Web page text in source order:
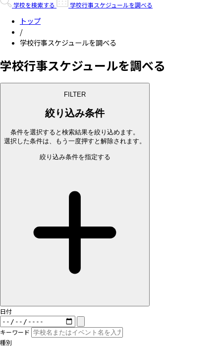
学校を検索する
学校行事スケジュールを調べる
トップ
/
学校行事スケジュールを調べる
学校行事スケジュールを調べる
FILTER
絞り込み条件
条件を選択すると検索結果を絞り込めます。
選択した条件は、もう一度押すと解除されます。
絞り込み条件を指定する
日付
キーワード
種別